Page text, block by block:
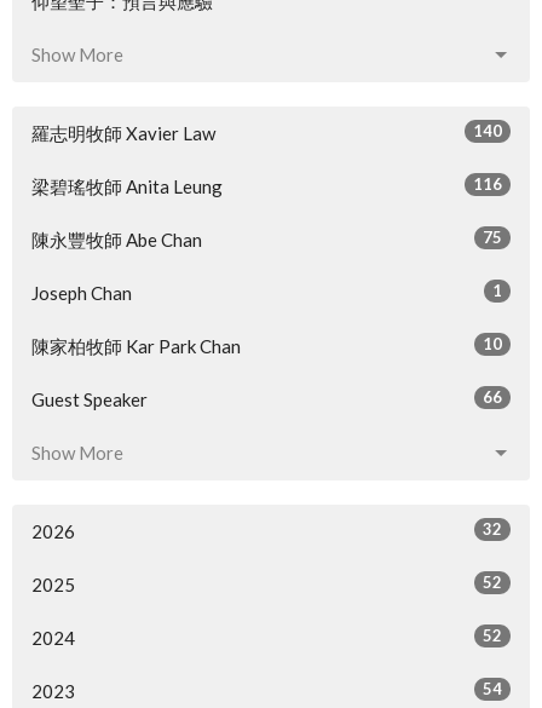
Show More
羅志明牧師 Xavier Law 140
梁碧瑤牧師 Anita Leung 116
陳永豐牧師 Abe Chan 75
Joseph Chan 1
陳家柏牧師 Kar Park Chan 10
Guest Speaker 66
Show More
2026 32
2025 52
2024 52
2023 54